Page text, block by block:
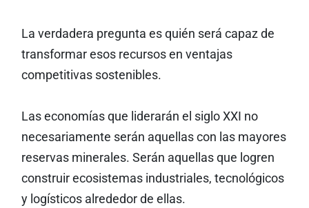
La verdadera pregunta es quién será capaz de
transformar esos recursos en ventajas
competitivas sostenibles.
Las economías que liderarán el siglo XXI no
necesariamente serán aquellas con las mayores
reservas minerales. Serán aquellas que logren
construir ecosistemas industriales, tecnológicos
y logísticos alrededor de ellas.